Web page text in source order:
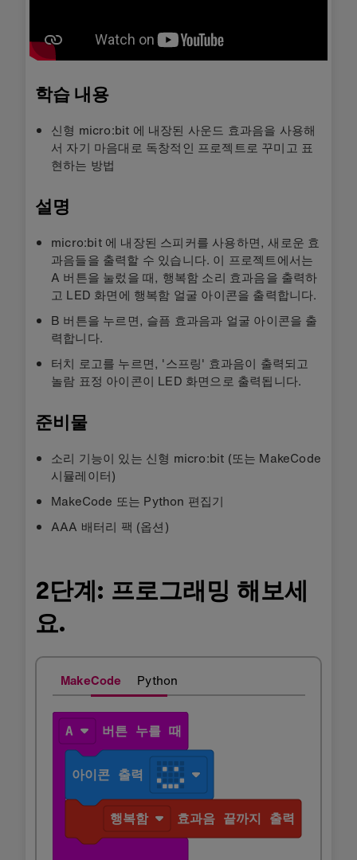
학습 내용
신형 micro:bit 에 내장된 사운드 효과음을 사용해
서 자기 마음대로 독창적인 프로젝트로 꾸미고 표
현하는 방법
설명
micro:bit 에 내장된 스피커를 사용하면, 새로운 효
과음들을 출력할 수 있습니다. 이 프로젝트에서는
A 버튼을 눌렀을 때, 행복함 소리 효과음을 출력하
고 LED 화면에 행복함 얼굴 아이콘을 출력합니다.
B 버튼을 누르면, 슬픔 효과음과 얼굴 아이콘을 출
력합니다.
터치 로고를 누르면, '스프링' 효과음이 출력되고
놀람 표정 아이콘이 LED 화면으로 출력됩니다.
준비물
소리 기능이 있는 신형 micro:bit (또는 MakeCode
시뮬레이터)
MakeCode 또는 Python 편집기
AAA 배터리 팩 (옵션)
2단계: 프로그래밍 해보세
요.
MakeCode Python